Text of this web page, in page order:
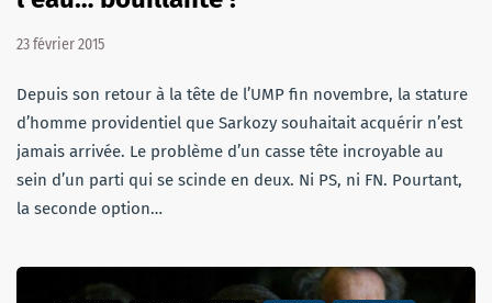
23 février 2015
Depuis son retour à la tête de l’UMP fin novembre, la stature
d’homme providentiel que Sarkozy souhaitait acquérir n’est
jamais arrivée. Le problème d’un casse tête incroyable au
sein d’un parti qui se scinde en deux. Ni PS, ni FN. Pourtant,
la seconde option…